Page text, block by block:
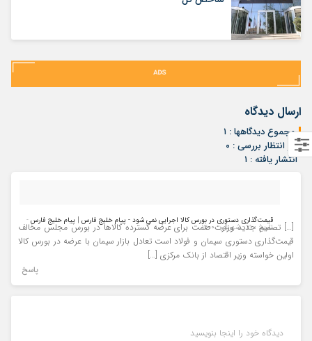
ارسال دیدگاه
مجموع دیدگاهها : ۱
در انتظار بررسی : ۰
انتشار یافته : ۱
قیمت‌گذاری دستوری در بورس کالا اجرایی نمی شود - پیام خلیج فارس | پیام خلیج فارس -
تاریخ : ۲۱ - شهریور - ۱۴۰۰
[…] تصمیم جدید وزارت صمت برای عرضه گسترده کالاها در بورس مجلس مخالف
قیمت‌گذاری دستوری سیمان و فولاد است تعادل بازار سیمان با عرضه در بورس کالا
اولین خواسته وزیر اقتصاد از بانک مرکزی […]
پاسخ
دیدگاه خود را اینجا بنویسید